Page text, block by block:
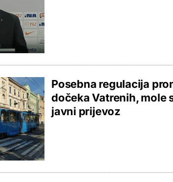
Posebna regulacija
dočeka Vatrenih, mole
javni prijevoz